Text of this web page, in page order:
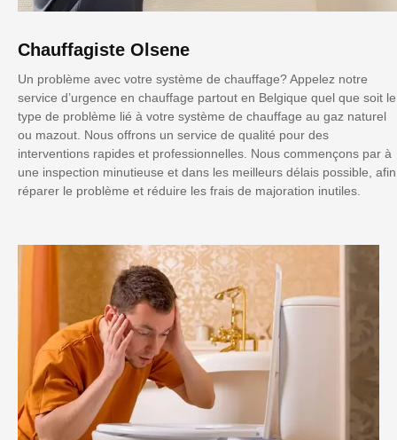
Chauffagiste Olsene
Un problème avec votre système de chauffage? Appelez notre
service d’urgence en chauffage partout en Belgique quel que soit le
type de problème lié à votre système de chauffage au gaz naturel
ou mazout. Nous offrons un service de qualité pour des
interventions rapides et professionnelles. Nous commençons par à
une inspection minutieuse et dans les meilleurs délais possible, afin
réparer le problème et réduire les frais de majoration inutiles.